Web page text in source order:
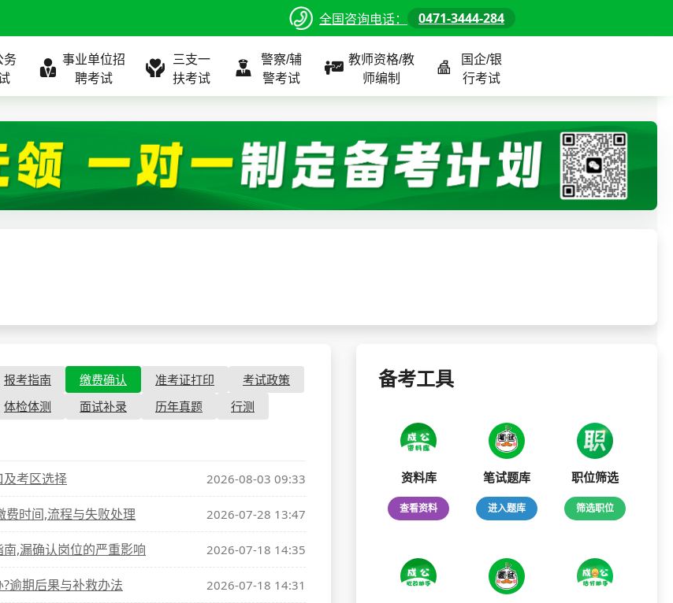
全国咨询电话： 0471-3444-284
务
公务员课程
事业单位招
聘考试
全国
北京
事业单位课程
三支一
扶考试
考试公告
职位表
历年真题
全国
北京
三支一扶课程
警察/辅
警考试
考试公告
职位表
全国
北京
警察/辅警课程
教师资格/教
师编制
考试公告
职位表
全国
北京
教师/资格课程
国企/银
行考试
考试公告
职位表
全国
北京
国企/银行课程
报考指南 缴费确认 准考证打印
考试政策
体检体测 面试补录 历年真题
行测
考区选择 2026-08-03 09:33
费时间,流程与失败处理 2026-07-28 13:47
,漏确认岗位的严重影响 2026-07-18 14:35
逾期后果与补救办法 2026-07-18 14:31
备考工具
资料库
查看资料
笔试题库
进入题库
职位筛选
筛选职位